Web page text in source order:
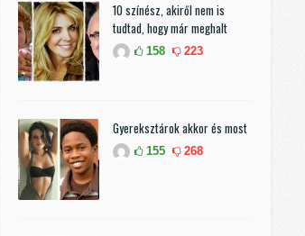
10 színész, akiről nem is
tudtad, hogy már meghalt
158 223
Gyereksztárok akkor és most
155 268